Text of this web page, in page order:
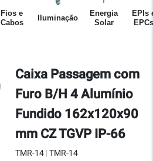
Fios e
Cabos
Iluminação
Energia
Solar
EPIs
EPCs
Caixa Passagem com
Furo B/H 4 Alumínio
Fundido 162x120x90
mm CZ TGVP IP-66
TMR-14 | TMR-14